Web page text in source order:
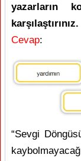
yazarların
karşılaştırınız.
Cevap:
“Sevgi